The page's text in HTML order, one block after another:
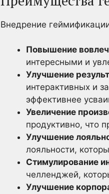
Внедрение
Повышение
интересными и
Улучшение
интерактивных и
эффективнее
Увеличение
продуктивно, что
Улучшение
лояльности,
Стимулирование
челленджей,
Улучшение